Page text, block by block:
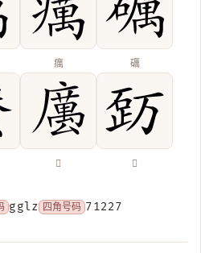
癘 礪
𢋭 𥒿
gglz 四角号码 71227